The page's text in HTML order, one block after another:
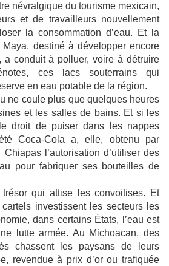
névralgique du tourisme mexicain,
et de travailleurs nouvellement
la consommation d’eau. Et la
destiné à développer encore
a conduit à polluer, voire à détruire
ces lacs souterrains qui
en eau potable de la région.
ne coule plus que quelques heures
et les salles de bains. Et si les
droit de puiser dans les nappes
Coca-Cola a, elle, obtenu par
l’autorisation d’utiliser des
pour fabriquer ses bouteilles de
trésor qui attise les convoitises. Et
investissent les secteurs les
dans certains États, l’eau est
lutte armée. Au Michoacan, des
chassent les paysans de leurs
revendue à prix d’or ou trafiquée